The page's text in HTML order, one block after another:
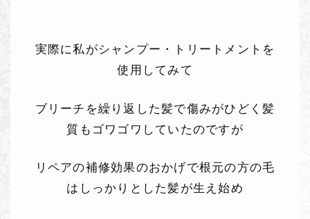
実際に私がシャンプー・トリートメントを
使用してみて
ブリーチを繰り返した髪で傷みがひどく髪
質もゴワゴワしていたのですが
リペアの補修効果のおかげで根元の方の毛
はしっかりとした髪が生え始め